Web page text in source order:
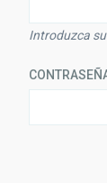
Introduzca